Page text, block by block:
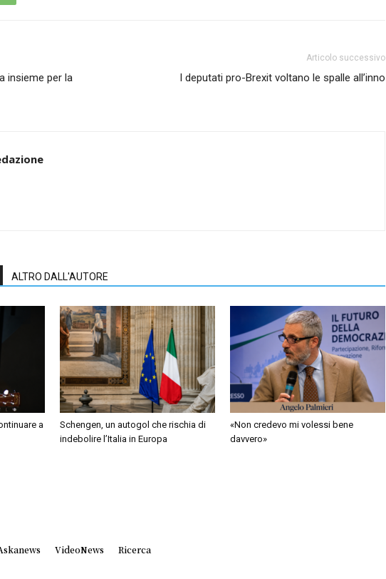
insieme per la
Articolo successivo
I deputati pro-Brexit voltano le spalle allʼinno
ALTRO DALL'AUTORE
a
Schengen, un autogol che rischia di
indebolire l’Italia in Europa
«Non credevo mi volessi bene
davvero»
VideoNews Ricerca